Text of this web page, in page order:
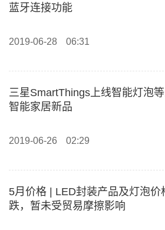
蓝牙连接功能
2019-06-28 06:31
三星SmartThings上线智能灯泡
智能家居新品
2019-06-26 02:29
5月价格 | LED封装产品及灯泡价
跌，暂未受贸易摩擦影响